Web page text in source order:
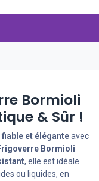
Bormioli
& Sûr !
et éléganteavec
Bormioli
, elle est idéale
ou liquides, en